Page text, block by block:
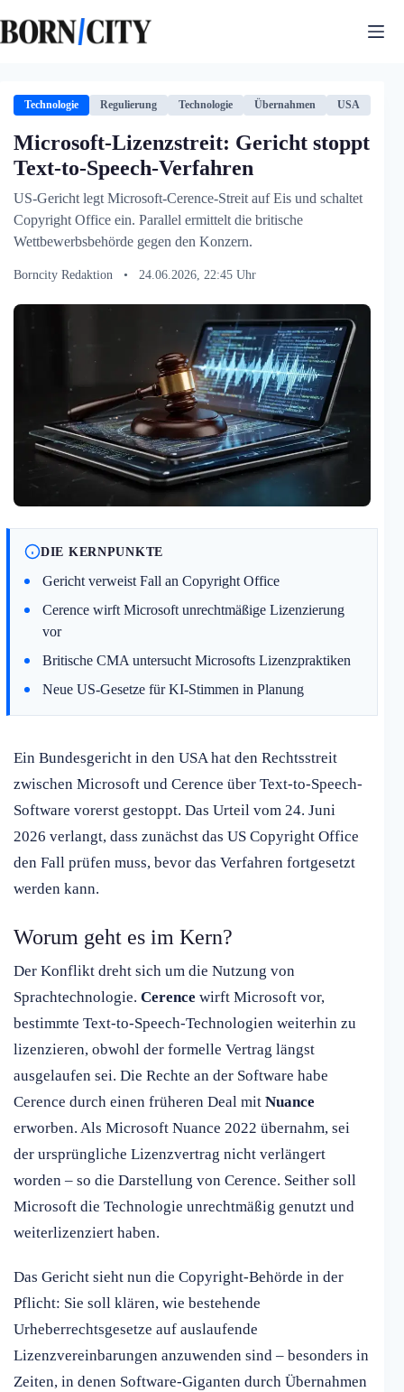
Inhalt
springen
Technologie Regulierung Technologie Übernahmen USA
Microsoft-Lizenzstreit: Gericht stoppt
Text-to-Speech-Verfahren
US-Gericht legt Microsoft-Cerence-Streit auf Eis und schaltet
Copyright Office ein. Parallel ermittelt die britische
Wettbewerbsbehörde gegen den Konzern.
Borncity Redaktion • 24.06.2026, 22:45 Uhr
DIE KERNPUNKTE
Gericht verweist Fall an Copyright Office
Cerence wirft Microsoft unrechtmäßige Lizenzierung
vor
Britische CMA untersucht Microsofts Lizenzpraktiken
Neue US-Gesetze für KI-Stimmen in Planung
Ein Bundesgericht in den USA hat den Rechtsstreit
zwischen Microsoft und Cerence über Text-to-Speech-
Software vorerst gestoppt. Das Urteil vom 24. Juni
2026 verlangt, dass zunächst das US Copyright Office
den Fall prüfen muss, bevor das Verfahren fortgesetzt
werden kann.
Worum geht es im Kern?
Der Konflikt dreht sich um die Nutzung von
Sprachtechnologie. Cerence wirft Microsoft vor,
bestimmte Text-to-Speech-Technologien weiterhin zu
lizenzieren, obwohl der formelle Vertrag längst
ausgelaufen sei. Die Rechte an der Software habe
Cerence durch einen früheren Deal mit Nuance
erworben. Als Microsoft Nuance 2022 übernahm, sei
der ursprüngliche Lizenzvertrag nicht verlängert
worden – so die Darstellung von Cerence. Seither soll
Microsoft die Technologie unrechtmäßig genutzt und
weiterlizenziert haben.
Das Gericht sieht nun die Copyright-Behörde in der
Pflicht: Sie soll klären, wie bestehende
Urheberrechtsgesetze auf auslaufende
Lizenzvereinbarungen anzuwenden sind – besonders in
Zeiten, in denen Software-Giganten durch Übernahmen